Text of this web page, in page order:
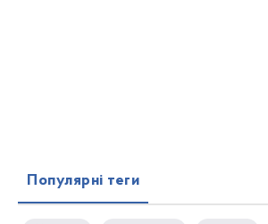
Популярні теги